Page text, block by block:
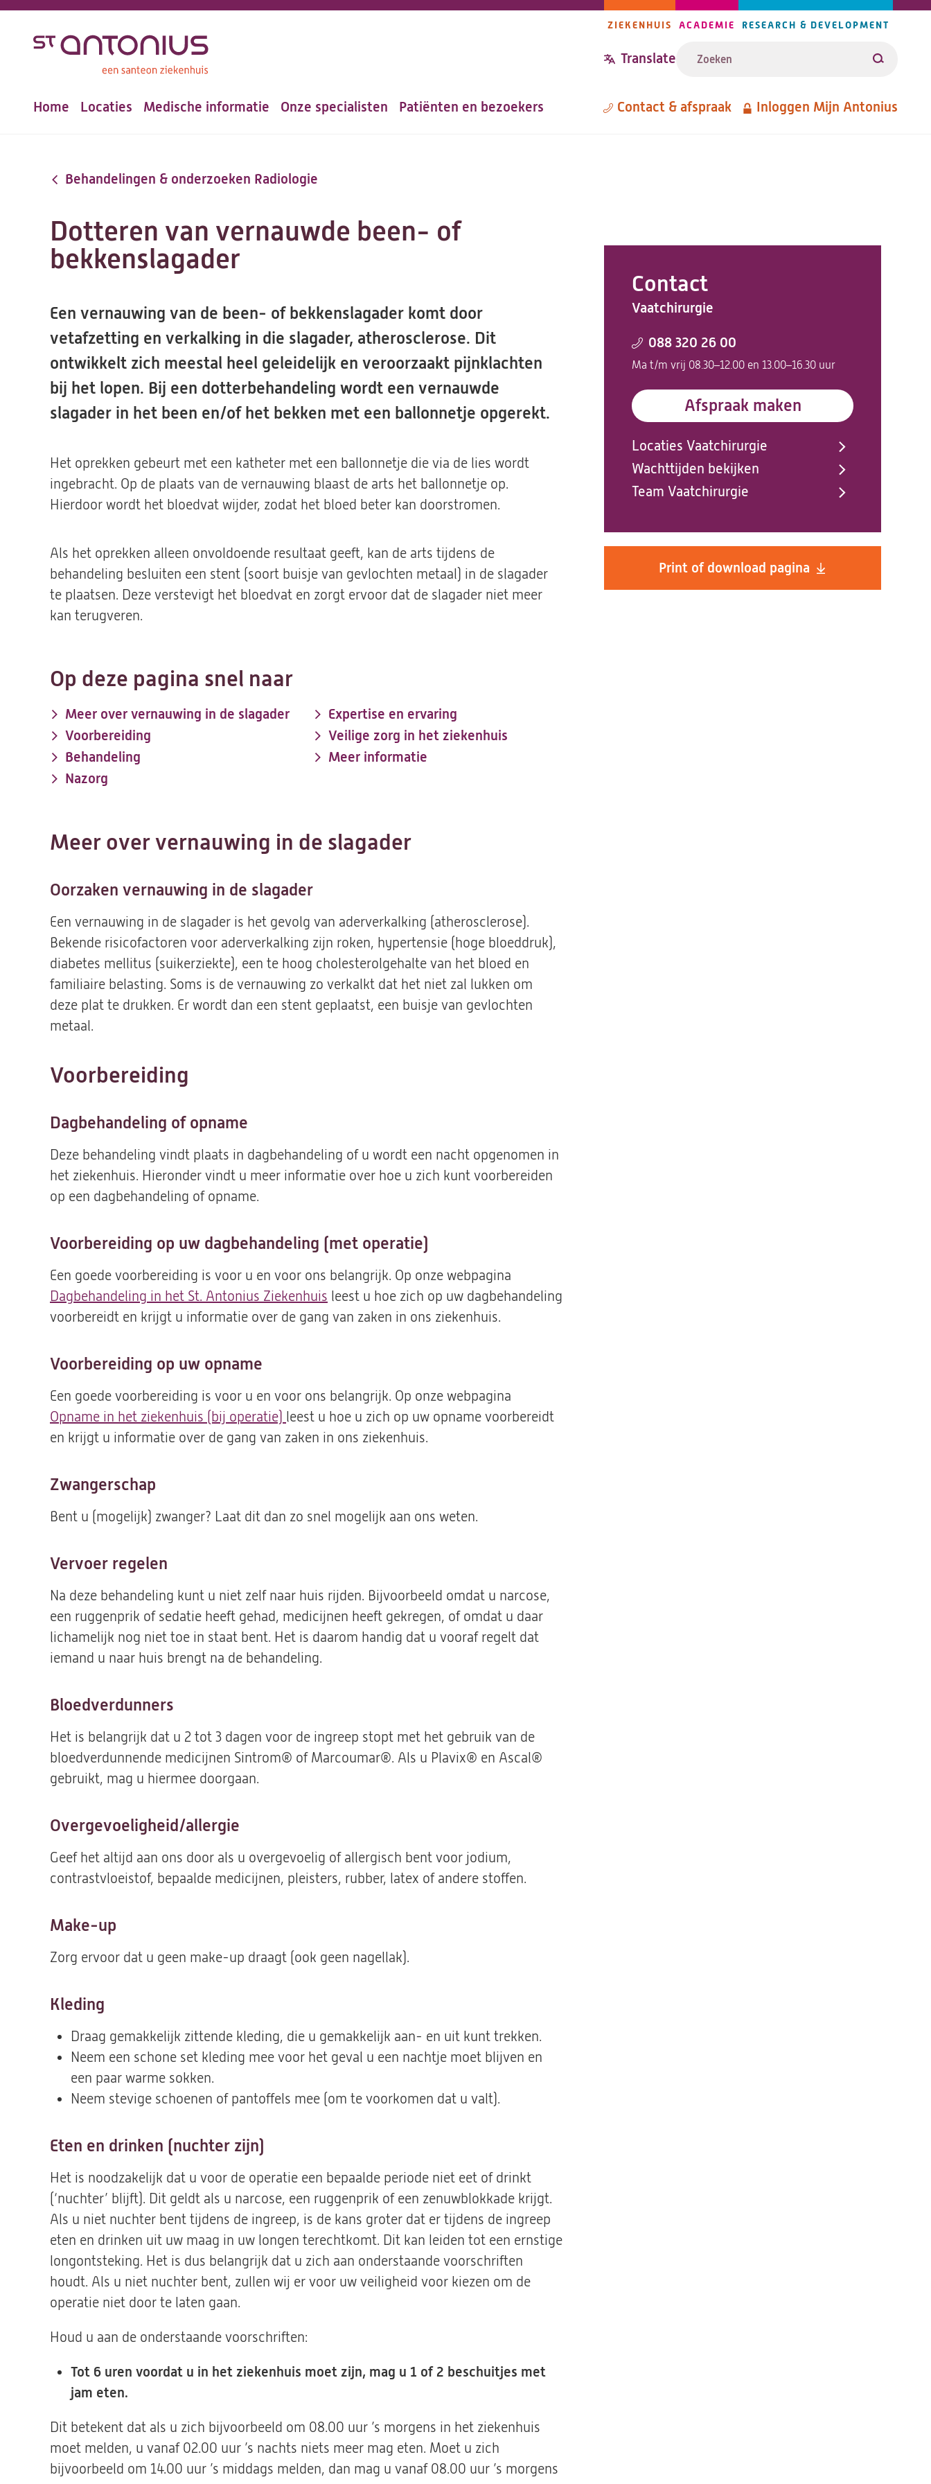
inhoud
navigatie
ZIEKENHUIS ACADEMIE RESEARCH & DEVELOPMENT
Translate Zoeken
Hoofdnavigatie
Home Locaties Medische informatie Onze specialisten Patiënten en bezoekers Metanavigatie
Contact & afspraak Inloggen Mijn Antonius
Behandelingen & onderzoeken Radiologie
Dotteren van vernauwde been- of
bekkenslagader
Contact
Vaatchirurgie
088 320 26 00
Ma t/m vrij 08.30–12.00 en 13.00–16.30 uur
Afspraak maken
Locaties Vaatchirurgie
Wachttijden bekijken
Team Vaatchirurgie
Print of download pagina
Een vernauwing van de been- of bekkenslagader komt door
vetafzetting en verkalking in die slagader, atherosclerose. Dit
ontwikkelt zich meestal heel geleidelijk en veroorzaakt pijnklachten
bij het lopen. Bij een dotterbehandeling wordt een vernauwde
slagader in het been en/of het bekken met een ballonnetje opgerekt.
Het oprekken gebeurt met een katheter met een ballonnetje die via de lies wordt
ingebracht. Op de plaats van de vernauwing blaast de arts het ballonnetje op.
Hierdoor wordt het bloedvat wijder, zodat het bloed beter kan doorstromen.
Als het oprekken alleen onvoldoende resultaat geeft, kan de arts tijdens de
behandeling besluiten een stent (soort buisje van gevlochten metaal) in de slagader
te plaatsen. Deze verstevigt het bloedvat en zorgt ervoor dat de slagader niet meer
kan terugveren.
Op deze pagina snel naar
Meer over vernauwing in de slagader
Voorbereiding
Behandeling
Nazorg
Expertise en ervaring
Veilige zorg in het ziekenhuis
Meer informatie
Meer over vernauwing in de slagader
Oorzaken vernauwing in de slagader
Een vernauwing in de slagader is het gevolg van aderverkalking (atherosclerose).
Bekende risicofactoren voor aderverkalking zijn roken, hypertensie (hoge bloeddruk),
diabetes mellitus (suikerziekte), een te hoog cholesterolgehalte van het bloed en
familiaire belasting. Soms is de vernauwing zo verkalkt dat het niet zal lukken om
deze plat te drukken. Er wordt dan een stent geplaatst, een buisje van gevlochten
metaal.
Voorbereiding
Dagbehandeling of opname
Deze behandeling vindt plaats in dagbehandeling of u wordt een nacht opgenomen in
het ziekenhuis. Hieronder vindt u meer informatie over hoe u zich kunt voorbereiden
op een dagbehandeling of opname.
Voorbereiding op uw dagbehandeling (met operatie)
Een goede voorbereiding is voor u en voor ons belangrijk. Op onze webpagina
Dagbehandeling in het St. Antonius Ziekenhuis leest u hoe zich op uw dagbehandeling
voorbereidt en krijgt u informatie over de gang van zaken in ons ziekenhuis.
Voorbereiding op uw opname
Een goede voorbereiding is voor u en voor ons belangrijk. Op onze webpagina
Opname in het ziekenhuis (bij operatie) leest u hoe u zich op uw opname voorbereidt
en krijgt u informatie over de gang van zaken in ons ziekenhuis.
Zwangerschap
Bent u (mogelijk) zwanger? Laat dit dan zo snel mogelijk aan ons weten.
Vervoer regelen
Na deze behandeling kunt u niet zelf naar huis rijden. Bijvoorbeeld omdat u narcose,
een ruggenprik of sedatie heeft gehad, medicijnen heeft gekregen, of omdat u daar
lichamelijk nog niet toe in staat bent. Het is daarom handig dat u vooraf regelt dat
iemand u naar huis brengt na de behandeling.
Bloedverdunners
Het is belangrijk dat u 2 tot 3 dagen voor de ingreep stopt met het gebruik van de
bloedverdunnende medicijnen Sintrom® of Marcoumar®. Als u Plavix® en Ascal®
gebruikt, mag u hiermee doorgaan.
Overgevoeligheid/allergie
Geef het altijd aan ons door als u overgevoelig of allergisch bent voor jodium,
contrastvloeistof, bepaalde medicijnen, pleisters, rubber, latex of andere stoffen.
Make-up
Zorg ervoor dat u geen make-up draagt (ook geen nagellak).
Kleding
Draag gemakkelijk zittende kleding, die u gemakkelijk aan- en uit kunt trekken.
Neem een schone set kleding mee voor het geval u een nachtje moet blijven en
een paar warme sokken.
Neem stevige schoenen of pantoffels mee (om te voorkomen dat u valt).
Eten en drinken (nuchter zijn)
Het is noodzakelijk dat u voor de operatie een bepaalde periode niet eet of drinkt
(‘nuchter’ blijft). Dit geldt als u narcose, een ruggenprik of een zenuwblokkade krijgt.
Als u niet nuchter bent tijdens de ingreep, is de kans groter dat er tijdens de ingreep
eten en drinken uit uw maag in uw longen terechtkomt. Dit kan leiden tot een ernstige
longontsteking. Het is dus belangrijk dat u zich aan onderstaande voorschriften
houdt. Als u niet nuchter bent, zullen wij er voor uw veiligheid voor kiezen om de
operatie niet door te laten gaan.
Houd u aan de onderstaande voorschriften:
Tot 6 uren voordat u in het ziekenhuis moet zijn, mag u 1 of 2 beschuitjes met
jam eten.
Dit betekent dat als u zich bijvoorbeeld om 08.00 uur ’s morgens in het ziekenhuis
moet melden, u vanaf 02.00 uur ’s nachts niets meer mag eten. Moet u zich
bijvoorbeeld om 14.00 uur ’s middags melden, dan mag u vanaf 08.00 uur ’s morgens